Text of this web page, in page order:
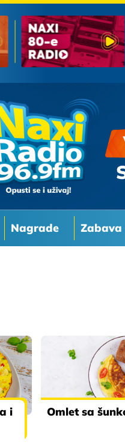
Nagrade Zabava
i
Omlet sa